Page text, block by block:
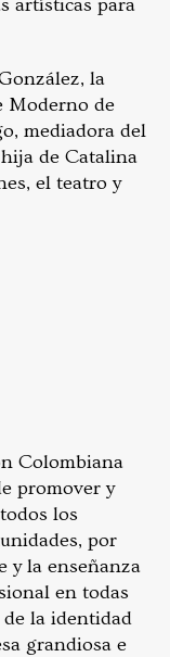
artísticas para
la
Moderno de
mediadora del
de Catalina
el teatro y
Colombiana
promover y
los
por
y la enseñanza
en todas
de la identidad
grandiosa e